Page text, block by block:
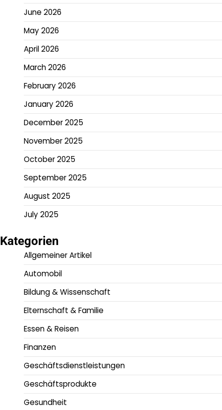
June 2026
May 2026
April 2026
March 2026
February 2026
January 2026
December 2025
November 2025
October 2025
September 2025
August 2025
July 2025
Kategorien
Allgemeiner Artikel
Automobil
Bildung & Wissenschaft
Elternschaft & Familie
Essen & Reisen
Finanzen
Geschäftsdienstleistungen
Geschäftsprodukte
Gesundheit